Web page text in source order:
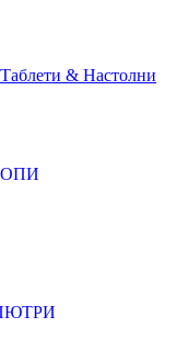
& Настолни